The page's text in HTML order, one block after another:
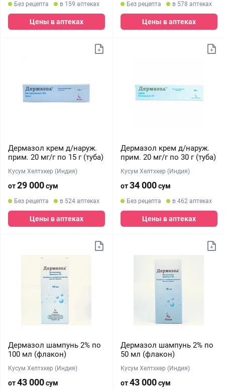
Без рецепта в 159 аптеках
Цены в аптеках
Без рецепта в 578 аптеках
Цены в аптеках
Дермазол крем д/наруж.
прим. 20 мг/г по 15 г (туба)
Кусум Хелтхкер (Индия)
от29 000сум
Без рецепта в 524 аптеках
Цены в аптеках
Дермазол крем д/наруж.
прим. 20 мг/г по 30 г (туба)
Кусум Хелтхкер (Индия)
от34 000сум
Без рецепта в 462 аптеках
Цены в аптеках
Дермазол шампунь 2% по
100 мл (флакон)
Кусум Хелтхкер (Индия)
от43 000сум
Дермазол шампунь 2% по
50 мл (флакон)
Кусум Хелтхкер (Индия)
от43 000сум